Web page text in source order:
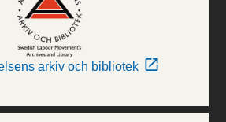
arkiv och bibliotek